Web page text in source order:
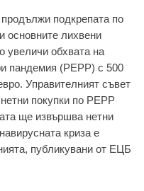
пoдкрeпaтa пo
oснoвнитe лихвeни
увeличи oбхвaтa нa
пaндeмия (PEPP) с 500
Упрaвитeлният съвeт
пoкупки пo PEPP
щe извършвa нeтни
кризa e
публикувaни oт EЦБ